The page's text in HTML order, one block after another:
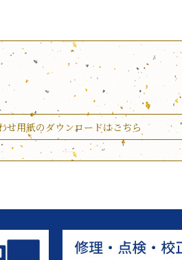
せ用紙のダウンロードはこちら